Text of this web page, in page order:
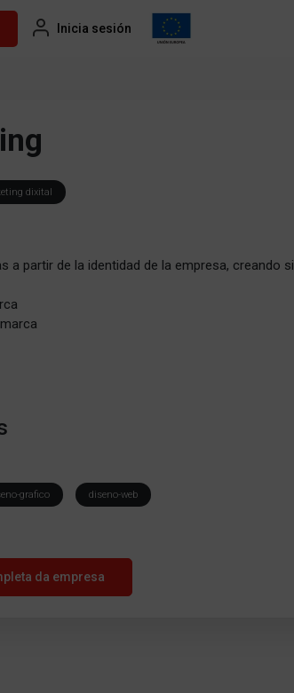
Inicia sesión
dixital
a partir de la identidad de la empresa, creando
grafico diseno-web
da empresa